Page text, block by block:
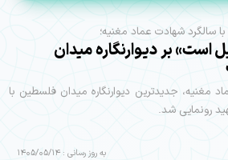
سالگرد شهادت عماد مغنیه؛
است» بر دیوارنگاره میدان
مغنیه، جدیدترین دیوارنگاره میدان فلسطین با
رونمایی شد.
به روز رسانی : 1405/05/14